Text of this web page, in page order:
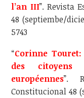
l’an III”. Revista
48 (septiembe/
5743
“Corinne
des citoyens
européennes”.
Constitucional 48